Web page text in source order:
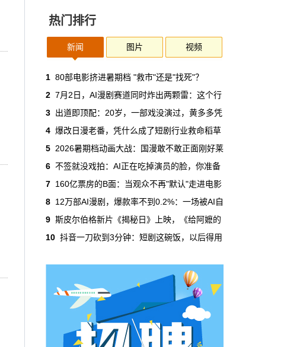
一个做了几十年传统影视的头部公司，用这种
再是草根创业者的自嗨游戏，正规军来了。
6月30日 11:34:00
7月1日起AI漫剧独立上户：30万以下
的，平台自己兜着
过去两年，AI漫剧用一种近乎无政府的方式，
吃掉了整个微短剧市场95%的产量，却几乎没
本网原创
6月29日 10:20:00
时间，年轻人在电影院里的占比缩水了一半还
多。20岁以下更夸张，从8.9%跌到2.9%，几
乎归零…
本网原创
6月29日 10:20:00
AI短剧赢了数量，真人短剧赢了命
2026年一季度，全行业上线微短剧12.8万部，
本网原创
热门排行
新闻 图片 视频
1 80部电影挤进暑期档 "救市"还是"找死"？
2 7月2日，AI漫剧赛道同时炸出两颗雷：这个行
3 出道即顶配：20岁，一部戏没演过，黄多多凭
4 爆改日漫老番，凭什么成了短剧行业救命稻草
5 2026暑期档动画大战：国漫敢不敢正面刚好莱
6 不签就没戏拍：AI正在吃掉演员的脸，你准备
7 160亿票房的B面：当观众不再"默认"走进电影
8 12万部AI漫剧，爆款率不到0.2%：一场被AI自
9 斯皮尔伯格新片《揭秘日》上映，《给阿嬷的
10 抖音一刀砍到3分钟：短剧这碗饭，以后得用